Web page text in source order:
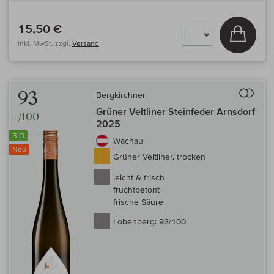
15,50 €
inkl. MwSt, zzgl. Versand
In
93
/100
BIO
Neu
Bergkirchner
Grüner Veltliner Steinfeder Arnsdorf
2025
Wachau
Grüner Veltliner, trocken
leicht & frisch
fruchtbetont
frische Säure
Lobenberg: 93/100